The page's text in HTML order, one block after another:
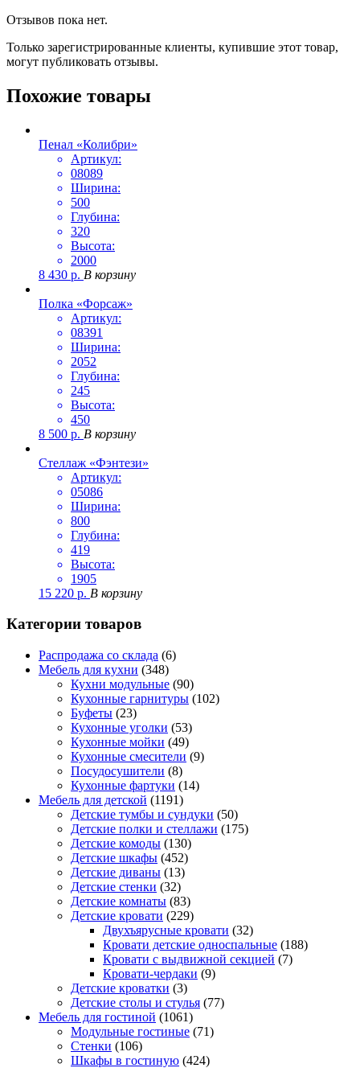
Отзывов пока нет.
Только зарегистрированные клиенты, купившие этот товар,
могут публиковать отзывы.
Похожие товары
Пенал «Колибри»
Артикул:
08089
Ширина:
500
Глубина:
320
Высота:
2000
8 430 р. В корзину
Полка «Форсаж»
Артикул:
08391
Ширина:
2052
Глубина:
245
Высота:
450
8 500 р. В корзину
Стеллаж «Фэнтези»
Артикул:
05086
Ширина:
800
Глубина:
419
Высота:
1905
15 220 р. В корзину
Категории товаров
Распродажа со склада (6)
Мебель для кухни (348)
Кухни модульные (90)
Кухонные гарнитуры (102)
Буфеты (23)
Кухонные уголки (53)
Кухонные мойки (49)
Кухонные смесители (9)
Посудосушители (8)
Кухонные фартуки (14)
Мебель для детской (1191)
Детские тумбы и сундуки (50)
Детские полки и стеллажи (175)
Детские комоды (130)
Детские шкафы (452)
Детские диваны (13)
Детские стенки (32)
Детские комнаты (83)
Детские кровати (229)
Двухъярусные кровати (32)
Кровати детские односпальные (188)
Кровати с выдвижной секцией (7)
Кровати-чердаки (9)
Детские кроватки (3)
Детские столы и стулья (77)
Мебель для гостиной (1061)
Модульные гостиные (71)
Стенки (106)
Шкафы в гостиную (424)